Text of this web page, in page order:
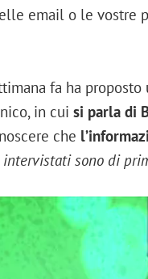
email o le vostre
fa ha
in cui si parla di
che
sono di